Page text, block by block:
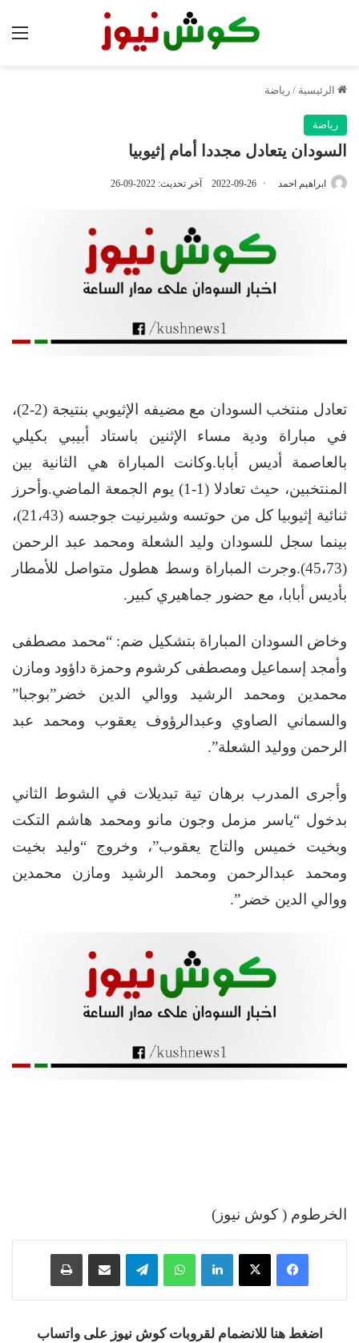
الرئيسية / رياضة
رياضة
السودان يتعادل مجددا أمام إثيوبيا
ابراهيم احمد 2022-09-26 آخر تحديث: 2022-09-26
تعادل منتخب السودان مع مضيفه الإثيوبي بنتيجة (2-2)،
في مباراة ودية مساء الإثنين باستاد أبيبي بكيلي
بالعاصمة أديس أبابا.وكانت المباراة هي الثانية بين
المنتخبين، حيث تعادلا (1-1) يوم الجمعة الماضي.وأحرز
ثنائية إثيوبيا كل من حوتسه وشيرنيت جوجسه (21،43)،
بينما سجل للسودان وليد الشعلة ومحمد عبد الرحمن
(45،73).وجرت المباراة وسط هطول متواصل للأمطار
بأديس أبابا، مع حضور جماهيري كبير.
وخاض السودان المباراة بتشكيل ضم: “محمد مصطفى
وأمجد إسماعيل ومصطفى كرشوم وحمزة داؤود ومازن
محمدين ومحمد الرشيد ووالي الدين خضر”بوجبا”
والسماني الصاوي وعبدالرؤوف يعقوب ومحمد عبد
الرحمن ووليد الشعلة”.
وأجرى المدرب برهان تية تبديلات في الشوط الثاني
بدخول “ياسر مزمل وجون مانو ومحمد هاشم التكت
وبخيت خميس والتاج يعقوب”، وخروج “وليد بخيت
ومحمد عبدالرحمن ومحمد الرشيد ومازن محمدين
ووالي الدين خضر”.
الخرطوم ( كوش نيوز)
فيسبوك ‫X لينكدإن واتساب تيلقرام
اضغط هنا للانضمام لقروبات كوش نيوز على واتساب